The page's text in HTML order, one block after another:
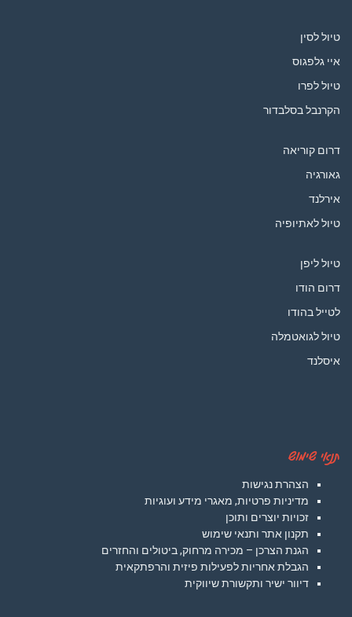
טיול לסין
איי גלפגוס
טיול לפרו
הקרנבל בסלבדור
דרום קוריאה
גאורגיה
אירלנד
טיול לאתיופיה
טיול ליפן
דרום הודו
לטייל בהודו
טיול לגואטמלה
איסלנד
תנאי שימוש
הצהרת נגישות
מדיניות פרטיות, מאגרי מידע ועוגיות
זכויות יוצרים ותוכן
תקנון אתר ותנאי שימוש
הגנת הצרכן – מכירה מרחוק, ביטולים והחזרים
הגבלת אחריות לפעילות פיזית והרפתקאית
דיוור ישיר ותקשורת שיווקית